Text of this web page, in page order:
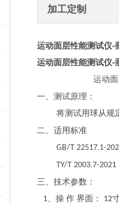
加工定制
运动面层性能测试仪-
运动面层性能测试仪-
运动面层性
一、 测试原理：
将测试用球从规
二、 适用标准
GB/T 22517.1-
TY/T 2003.7-2021
三、 技术参数：
1、 操 作 界面： 12